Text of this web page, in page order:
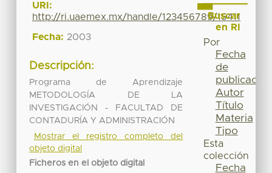
URI:
http://ri.uaemex.mx/handle/123456789/15411
Fecha: 2003
Descripción:
Programa de Aprendizaje
METODOLOGÍA DE LA
INVESTIGACIÓN - FACULTAD DE
CONTADURÍA Y ADMINISTRACIÓN
Mostrar el registro completo del
objeto digital
Ficheros en el objeto digital
Buscar
en RI
Por
Fecha
de
publicación
Autor
Título
Materia
Tipo
Esta
colección
Fecha